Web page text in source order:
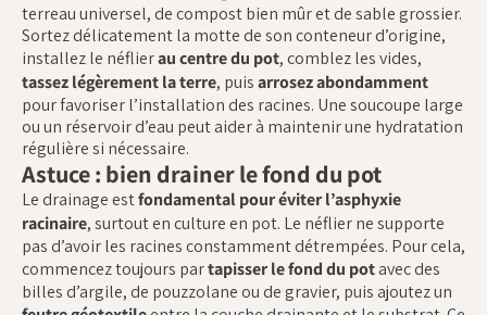
terreau universel, de compost bien mûr et de sable grossier.
Sortez délicatement la motte de son conteneur d’origine,
installez le néflierau centre du pot, comblez les vides,
tassez légèrement la terre, puisarrosez abondamment
pour favoriser l’installation des racines. Une soucoupe large
ou un réservoir d’eau peut aider à maintenir une hydratation
régulière si nécessaire.
Astuce : bien drainer le fond du pot
Le drainage estfondamental pour éviter l’asphyxie
racinaire, surtout en culture en pot. Le néflier ne supporte
pas d’avoir les racines constamment détrempées. Pour cela,
commencez toujours partapisser le fond du potavec des
billes d’argile, de pouzzolane ou de gravier, puis ajoutez un